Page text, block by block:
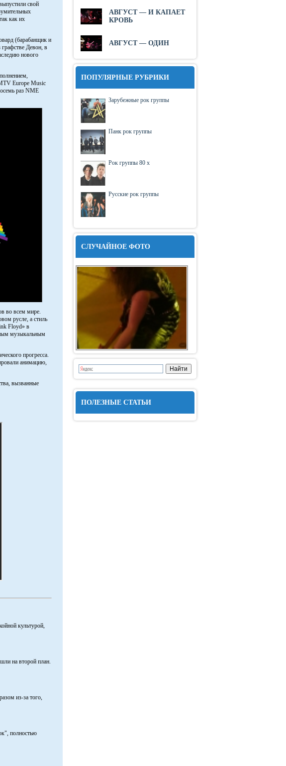
свой
как их
(барабанщик и
графстве Девон, в
нового
Europe Music
раз NME
во всем мире.
русле, а стиль
Floyd» в
музыкальным
прогресса.
анимацию,
вызванные
культурой,
на второй план.
из-за того,
полностью
АВГУСТ — И КАПАЕТ
КРОВЬ
АВГУСТ — ОДИН
ПОПУЛЯРНЫЕ РУБРИКИ
Зарубежные рок группы
Панк рок группы
Рок группы 80 х
Русские рок группы
СЛУЧАЙНОЕ ФОТО
ПОЛЕЗНЫЕ СТАТЬИ